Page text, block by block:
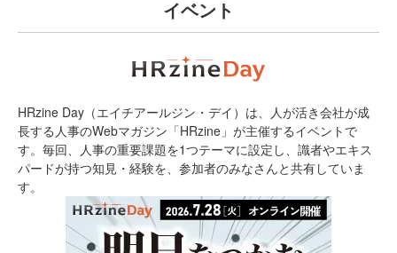
イベント
HRzine Day（エイチアールジン・デイ）は、人が活き会社が成
長する人事のWebマガジン「HRzine」が主催するイベントで
す。毎回、人事の重要課題を1つテーマに設定し、識者やエキス
パードが持つ知見・経験を、参加者のみなさんと共有していま
す。